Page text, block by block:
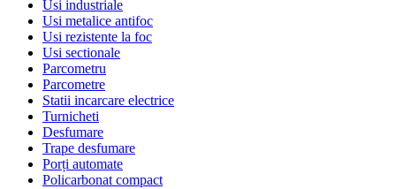
Usi industriale
Usi metalice antifoc
Usi rezistente la foc
Usi sectionale
Parcometru
Parcometre
Statii incarcare electrice
Turnicheti
Desfumare
Trape desfumare
Porți automate
Policarbonat compact